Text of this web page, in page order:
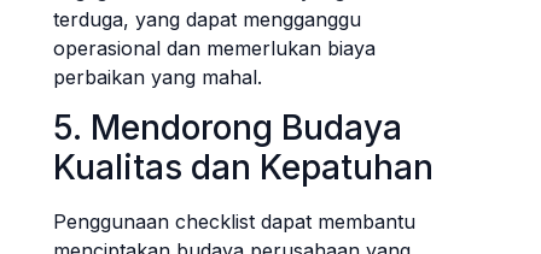
terduga, yang dapat mengganggu
operasional dan memerlukan biaya
perbaikan yang mahal.
5. Mendorong Budaya
Kualitas dan Kepatuhan
Penggunaan checklist dapat membantu